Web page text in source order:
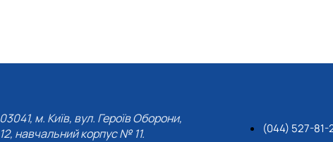
03041, м. Київ, вул. Героїв Оборони,
12, навчальний корпус № 11.
(044) 527-81-